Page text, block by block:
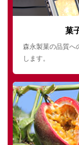
菓
森永製菓の品質へ
します。